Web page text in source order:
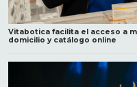
Vitabotica facilita el acceso a
domicilio y catálogo online